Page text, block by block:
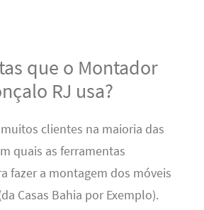
que o Montador
RJ usa?
clientes na maioria das
quais as ferramentas
fazer a montagem dos móveis
Casas Bahia por Exemplo).